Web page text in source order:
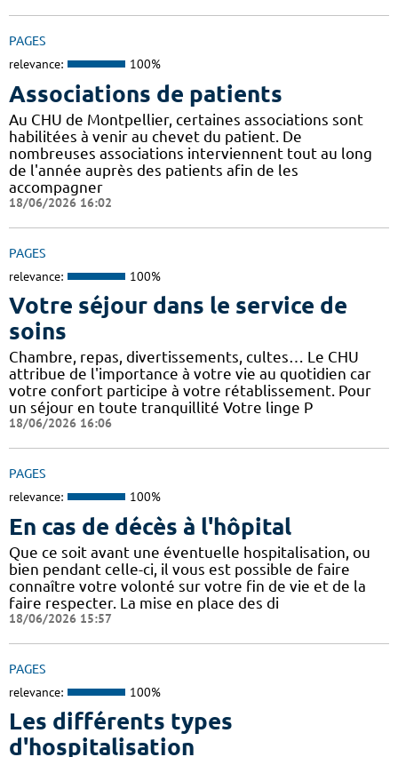
PAGES
relevance: 100%
Associations de patients
Au CHU de Montpellier, certaines associations sont
habilitées à venir au chevet du patient. De
nombreuses associations interviennent tout au long
de l'année auprès des patients afin de les
accompagner
18/06/2026 16:02
PAGES
relevance: 100%
Votre séjour dans le service de
soins
Chambre, repas, divertissements, cultes… Le CHU
attribue de l'importance à votre vie au quotidien car
votre confort participe à votre rétablissement. Pour
un séjour en toute tranquillité Votre linge P
18/06/2026 16:06
PAGES
relevance: 100%
En cas de décès à l'hôpital
Que ce soit avant une éventuelle hospitalisation, ou
bien pendant celle-ci, il vous est possible de faire
connaître votre volonté sur votre fin de vie et de la
faire respecter. La mise en place des di
18/06/2026 15:57
PAGES
relevance: 100%
Les différents types
d'hospitalisation